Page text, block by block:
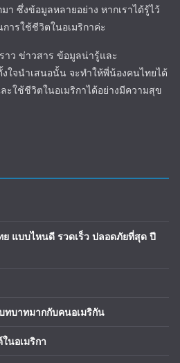
า ซึ่งข้อมูลหลายอย่าง หากเราได้รู้ไว้
ารใช้ชีวิตในอเมริกาค่ะ
าว ข่าวสาร ข้อมูลน่ารู้และ
ใจนำเสนอนั้น จะทำให้พี่น้องคนไทยได้
ะใช้ชีวิตในอเมริกาได้อย่างมีความสุข
ย แบบไหนดี รวดเร็ว ปลอดภัยที่สุด ปี
ทบาทมากกับคนอเมริกัน
นอเมริกา